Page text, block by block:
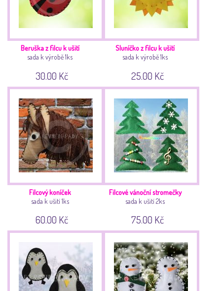
Beruška z filcu k ušití
sada k výrobě 1ks
30.00 Kč
Sluníčko z filcu k ušití
sada k výrobě 1ks
25.00 Kč
Filcový koníček
sada k ušití 1ks
60.00 Kč
Filcové vánoční stromečky
sada k ušití 2ks
75.00 Kč